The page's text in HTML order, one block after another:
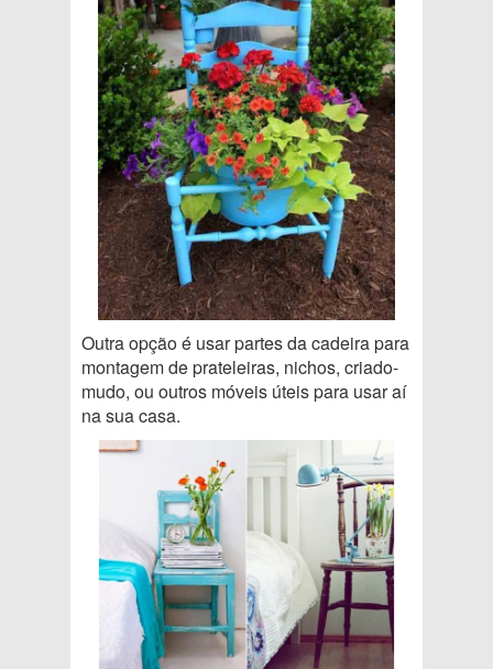
Outra opção é usar partes da cadeira para
montagem de prateleiras, nichos, criado-
mudo, ou outros móveis úteis para usar aí
na sua casa.